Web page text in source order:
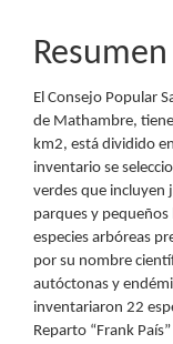
del
artículo
Resumen
El Consejo Popular
de Mathambre,
km2, está dividido
inventario se
verdes que incluyen
parques y
especies arbóreas
por su nombre
autóctonas y
inventariaron 22
Reparto “Frank